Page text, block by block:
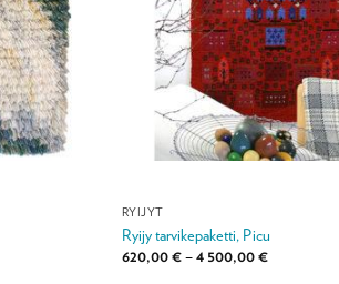
RYIJYT
Ryijy tarvikepaketti, Picu
620,00€–4 500,00€Hintaluokka: